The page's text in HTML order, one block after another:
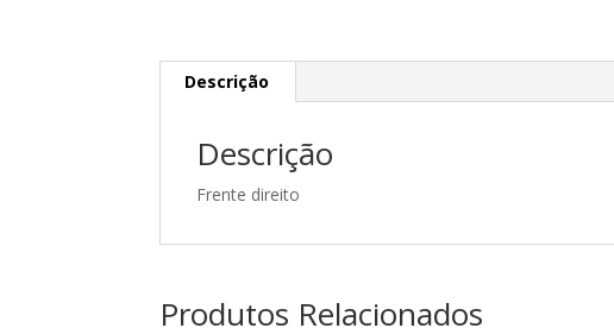
Descrição
Descrição
Frente direito
Produtos Relacionados